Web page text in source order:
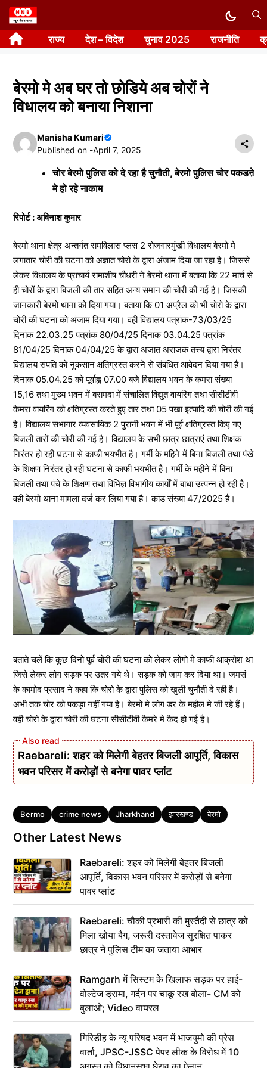
Skip
to
content राज्य देश – विदेश चुनाव 2025 राजनीति
बेरमो मे अब घर तो छोडिये अब चोरों ने
विधालय को बनाया निशाना
Manisha Kumari
Published on -April 7, 2025
चोर बेरमो पुलिस को दे रहा है चुनौती, बेरमो पुलिस चोर पकडऩे
मे हो रहे नाकाम
रिपोर्ट : अविनाश कुमार
बेरमो थाना क्षेत्र अन्तर्गत रामविलास प्लस 2 रोजगारमुंखी विधालय बेरमो मे
लगातार चोरी की घटना को अज्ञात चोरो के द्वारा अंजाम दिया जा रहा है। जिससे
लेकर विधालय के प्राचार्य रामाशीष चौधरी ने बेरमो थाना में बताया कि 22 मार्च से
ही चोरों के द्वारा बिजली की तार सहित अन्य समान की चोरी की गई है। जिसकी
जानकारी बेरमो थाना को दिया गया। बताया कि 01 अप्रैल को भी चोरो के द्वारा
चोरी की घटना को अंजाम दिया गया। वही विद्यालय पत्रांक-73/03/25
दिनांक 22.03.25 पत्रांक 80/04/25 दिनाक 03.04.25 पत्रांक
81/04/25 दिनांक 04/04/25 के द्वारा अजात अराजक तत्त्य द्वारा निरंतर
विद्यालय संपति को नुकसान क्षतिग्रस्त करने से संबंधित आवेदन दिया गया है।
दिनाक 05.04.25 को पूर्वाह्न 07.00 बजे विद्यालय भवन के कमरा संख्या
15,16 तथा मुख्य भवन में बरामदा में संचालित विद्युत वायरिग तथा सीसीटीवी
कैमरा वायरिंग को क्षतिग्रस्त करते हुए तार तथा 05 पखा इत्यादि की चोरी की गई
है। विद्यालय सभागार व्यवसायिक 2 पुरानी भवन में भी पूर्व क्षतिग्रस्त किए गए
बिजली तारों की चोरी की गई है। विद्यालय के सभी छात्र छात्राएं तथा शिक्षक
निरंतर हो रही घटना से काफी भयभीत है। गर्मी के महिने में बिना बिजली तथा पंखे
के शिक्षण निरंतर हो रही घटना से काफी भयभीत है। गर्मी के महीने में बिना
बिजली तथा पंचे के शिक्षण तथा विभिज्ञ विभागीय कार्यों में बाधा उत्पन्न हो रही है।
वही बेरमो थाना मामला दर्ज कर लिया गया है। कांड संख्या 47/2025 है।
बताते चलें कि कुछ दिनो पूर्व चोरी की घटना को लेकर लोगो मे काफी आक्रोश था
जिसे लेकर लोग सड़क पर उतर गये थे। सड़क को जाम कर दिया था। जमसं
के कामोद प्रसाद ने कहा कि चोरो के द्वारा पुलिस को खुली चुनौती दे रही है।
अभी तक चोर को पकड़ा नहीं गया है। बेरमो मे लोग डर के महौल मे जी रहे हैं।
वही चोरो के द्वारा चोरी की घटना सीसीटीवी कैमरे मे कैद हो गई है।
Raebareli: शहर को मिलेगी बेहतर बिजली आपूर्ति, विकास
भवन परिसर में करोड़ों से बनेगा पावर प्लांट
Tags
Bermo crime news Jharkhand झारखण्ड बेरमो
Other Latest News
Raebareli: शहर को मिलेगी बेहतर बिजली
आपूर्ति, विकास भवन परिसर में करोड़ों से बनेगा
पावर प्लांट
Raebareli: चौकी प्रभारी की मुस्तैदी से छात्र को
मिला खोया बैग, जरूरी दस्तावेज सुरक्षित पाकर
छात्र ने पुलिस टीम का जताया आभार
Ramgarh में सिस्टम के खिलाफ सड़क पर हाई-
वोल्टेज ड्रामा, गर्दन पर चाकू रख बोला- CM को
बुलाओ; Video वायरल
गिरिडीह के न्यू परिषद भवन में भाजयुमो की प्रेस
वार्ता, JPSC-JSSC पेपर लीक के विरोध में 10